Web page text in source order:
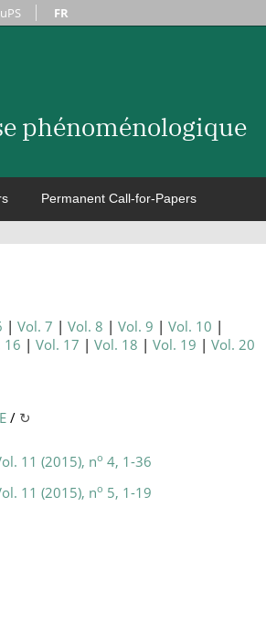
FR
phénoménologique
Permanent Call-for-Papers
Vol. 7 Vol. 8 Vol. 9
Vol. 10
16 Vol. 17 Vol. 18 Vol. 19
Vol. 20
/ ↻
11 (2015), no 4, 1-36
11 (2015), no 5, 1-19